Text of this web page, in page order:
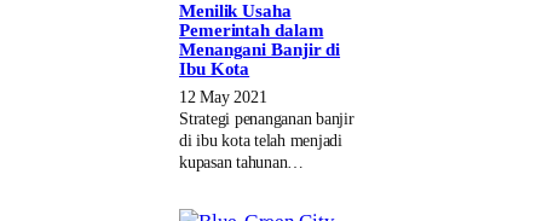
Menilik Usaha
Pemerintah dalam
Menangani Banjir di
Ibu Kota
12 May 2021
Strategi penanganan banjir
di ibu kota telah menjadi
kupasan tahunan…